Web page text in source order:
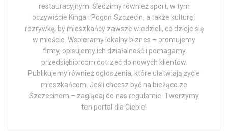
restauracyjnym. Śledzimy również sport, w tym
oczywiście Kinga i Pogoń Szczecin, a także kulturę i
rozrywkę, by mieszkańcy zawsze wiedzieli, co dzieje się
w mieście. Wspieramy lokalny biznes – promujemy
firmy, opisujemy ich działalność i pomagamy
przedsiębiorcom dotrzeć do nowych klientów.
Publikujemy również ogłoszenia, które ułatwiają życie
mieszkańcom. Jeśli chcesz być na bieżąco ze
Szczecinem – zaglądaj do nas regularnie. Tworzymy
ten portal dla Ciebie!